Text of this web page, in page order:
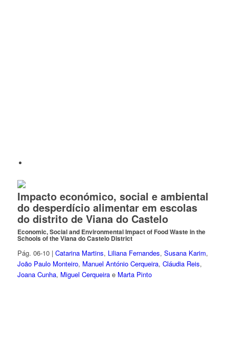
Impacto económico, social e ambiental
do desperdício alimentar em escolas
do distrito de Viana do Castelo
Economic, Social and Environmental Impact of Food Waste in the
Schools of the Viana do Castelo District
Pág. 06-10 | Catarina Martins, Liliana Fernandes, Susana Karim,
João Paulo Monteiro, Manuel António Cerqueira, Cláudia Reis,
Joana Cunha, Miguel Cerqueirae Marta Pinto